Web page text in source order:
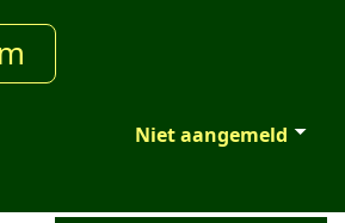
Niet aangemeld